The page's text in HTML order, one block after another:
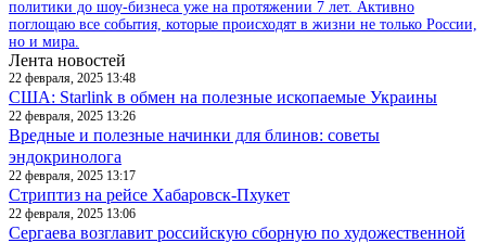
политики до шоу-бизнеса уже на протяжении 7 лет. Активно
поглощаю все события, которые происходят в жизни не только России,
но и мира.
Лента новостей
22 февраля, 2025 13:48
США: Starlink в обмен на полезные ископаемые Украины
22 февраля, 2025 13:26
Вредные и полезные начинки для блинов: советы
эндокринолога
22 февраля, 2025 13:17
Стриптиз на рейсе Хабаровск-Пхукет
22 февраля, 2025 13:06
Сергаева возглавит российскую сборную по художественной